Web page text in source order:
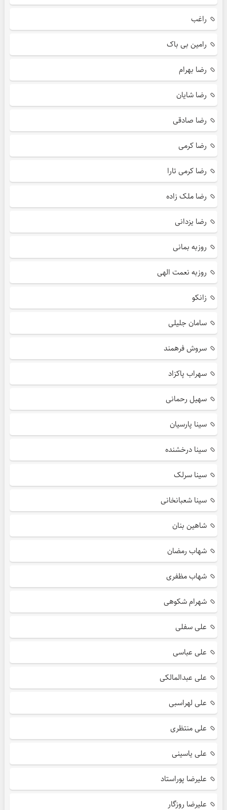
راغب
رامین بی باک
رضا بهرام
رضا شایان
رضا صادقی
رضا کرمی
رضا کرمی تارا
رضا ملک زاده
رضا یزدانی
روزبه بمانی
روزبه نعمت الهی
زانکو
سامان جلیلی
سروش فرهمند
سهراب پاکزاد
سهیل رحمانی
سینا پارسیان
سینا درخشنده
سینا سرلک
سینا شعبانخانی
شاهین بنان
شهاب رمضان
شهاب مظفری
شهرام شکوهی
علی سفلی
علی عباسی
علی عبدالمالکی
علی لهراسبی
علی منتظری
علی یاسینی
علیرضا پوراستاد
علیرضا روزگار